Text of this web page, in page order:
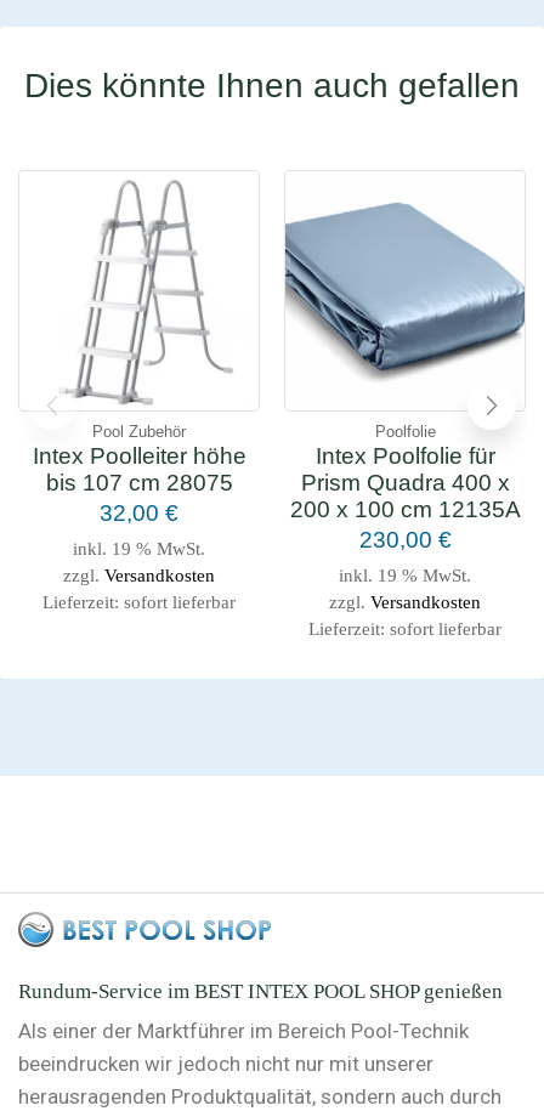
Dies könnte Ihnen auch gefallen
Pool Zubehör
Intex Poolleiter höhe
bis 107 cm 28075
32,00 €
inkl. 19 % MwSt.
zzgl. Versandkosten
Lieferzeit: sofort lieferbar
Poolfolie
Intex Poolfolie für
Prism Quadra 400 x
200 x 100 cm 12135A
230,00 €
inkl. 19 % MwSt.
zzgl. Versandkosten
Lieferzeit: sofort lieferbar
Rundum-Service im BEST INTEX POOL SHOP genießen
Als einer der Marktführer im Bereich Pool-Technik
beeindrucken wir jedoch nicht nur mit unserer
herausragenden Produktqualität, sondern auch durch